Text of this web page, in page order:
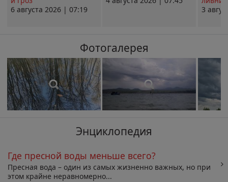
6 августа 2026 | 07:19
3
Фотогалерея
Энциклопедия
Где пресной воды меньше всего?
Пресная вода – один из самых жизненно важных, но при
этом крайне неравномерно...